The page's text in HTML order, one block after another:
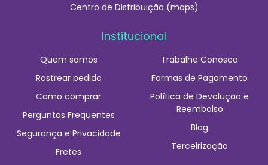
Centro de Distribuição (maps)
Institucional
Quem somos
Rastrear pedido
Como comprar
Perguntas Frequentes
Segurança e Privacidade
Fretes
Trabalhe Conosco
Formas de Pagamento
Política de Devolução e
Reembolso
Blog
Terceirização